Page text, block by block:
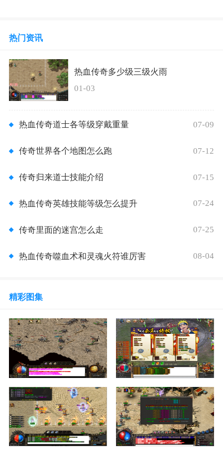
热门资讯
热血传奇多少级三级火雨
01-03
热血传奇道士各等级穿戴重量 07-09
传奇世界各个地图怎么跑 07-12
传奇归来道士技能介绍 07-15
热血传奇英雄技能等级怎么提升 07-24
传奇里面的迷宫怎么走 07-25
热血传奇噬血术和灵魂火符谁厉害 08-04
精彩图集